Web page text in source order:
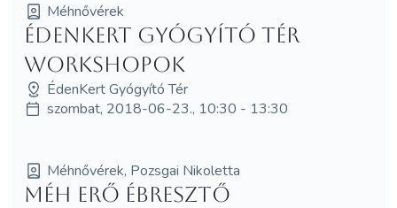
Méhnővérek
ÉdenKert Gyógyító Tér
workshopok
ÉdenKert Gyógyító Tér
szombat, 2018-06-23., 10:30 - 13:30
Méhnővérek, Pozsgai Nikoletta
Méh Erő Ébresztő